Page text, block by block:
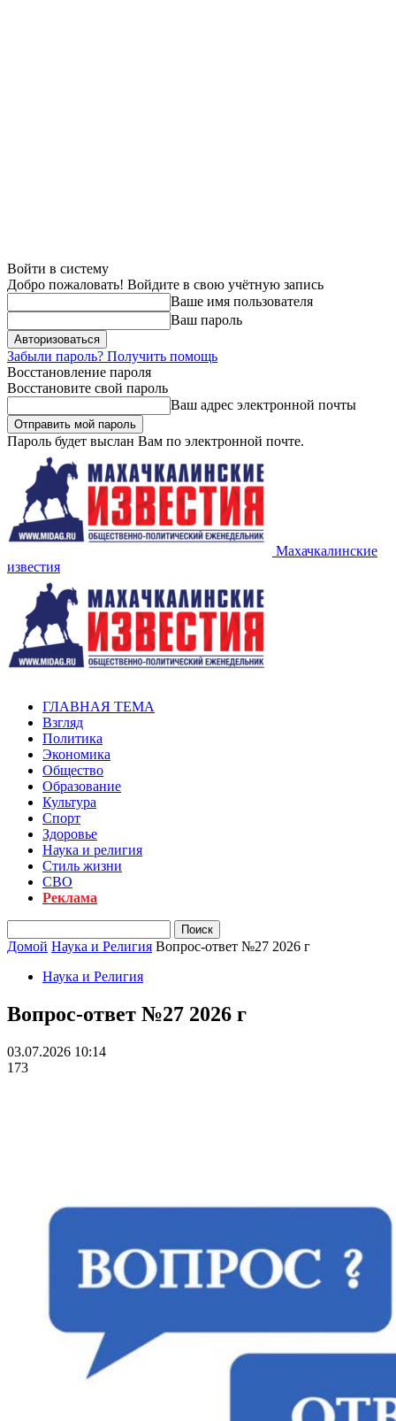
Войти в систему
Добро пожаловать! Войдите в свою учётную запись
Ваше имя пользователя
Ваш пароль
Забыли пароль? Получить помощь
Восстановление пароля
Восстановите свой пароль
Ваш адрес электронной почты
Пароль будет выслан Вам по электронной почте.
Махачкалинские
известия
ГЛАВНАЯ ТЕМА
Взгляд
Политика
Экономика
Общество
Образование
Культура
Спорт
Здоровье
Наука и религия
Стиль жизни
СВО
Реклама
Домой Наука и Религия Вопрос-ответ №27 2026 г
Наука и Религия
Вопрос-ответ №27 2026 г
03.07.2026 10:14
173